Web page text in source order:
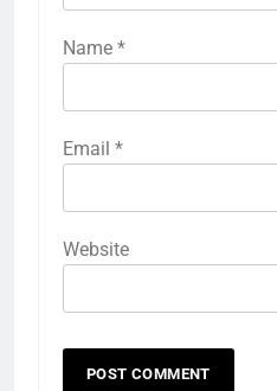
Name *
Email *
Website